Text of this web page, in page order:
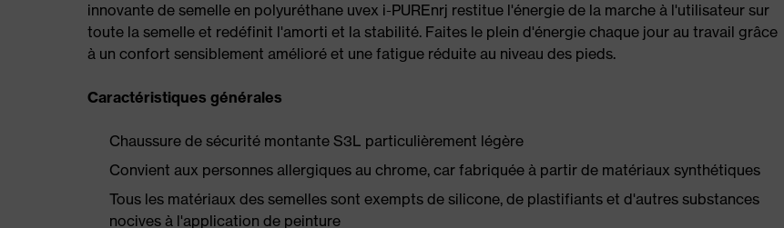
innovante de semelle en polyuréthane uvex i-PUREnrj restitue l'énergie de la marche à l'utilisateur sur
toute la semelle et redéfinit l'amorti et la stabilité. Faites le plein d'énergie chaque jour au travail grâce
à un confort sensiblement amélioré et une fatigue réduite au niveau des pieds.
Caractéristiques générales
Chaussure de sécurité montante S3L particulièrement légère
Convient aux personnes allergiques au chrome, car fabriquée à partir de matériaux synthétiques
Tous les matériaux des semelles sont exempts de silicone, de plastifiants et d'autres substances
nocives à l'application de peinture